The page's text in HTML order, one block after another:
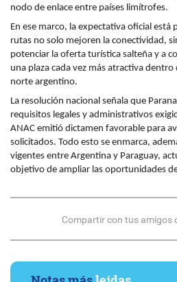
nodo de enlace entre países limítrofes.
En ese marco, la expectativa oficial está
rutas no solo mejoren la conectividad,
potenciar la oferta turística salteña y a
una plaza cada vez más atractiva
norte argentino.
La resolución nacional señala que
requisitos legales y administrativos
ANAC emitió dictamen favorable para
solicitados. Todo esto se enmarca,
vigentes entre Argentina y Paraguay,
objetivo de ampliar las oportunidades
Compartir con tus amigos